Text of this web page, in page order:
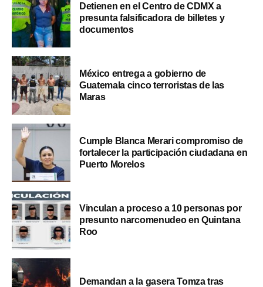
Detienen en el Centro de CDMX a
presunta falsificadora de billetes y
documentos
México entrega a gobierno de
Guatemala cinco terroristas de las
Maras
Cumple Blanca Merari compromiso de
fortalecer la participación ciudadana en
Puerto Morelos
Vinculan a proceso a 10 personas por
presunto narcomenudeo en Quintana
Roo
Demandan a la gasera Tomza tras